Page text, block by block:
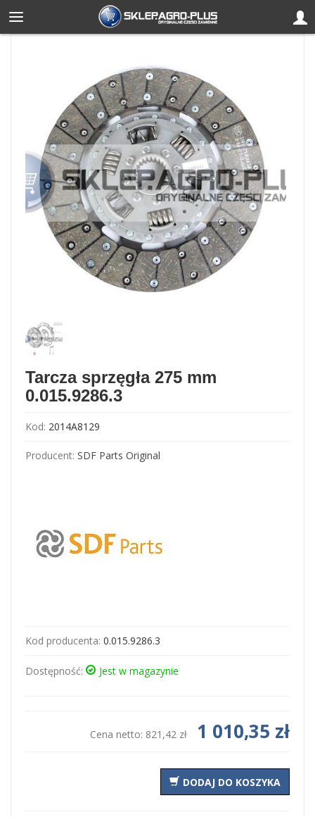
Tarcza sprzęgła 275 mm
0.015.9286.3
Kod: 2014A8129
Producent: SDF Parts Original
Kod producenta: 0.015.9286.3
Dostępność: Jest w magazynie
Cena netto: 821,42 zł 1 010,35 zł
DODAJ DO KOSZYKA